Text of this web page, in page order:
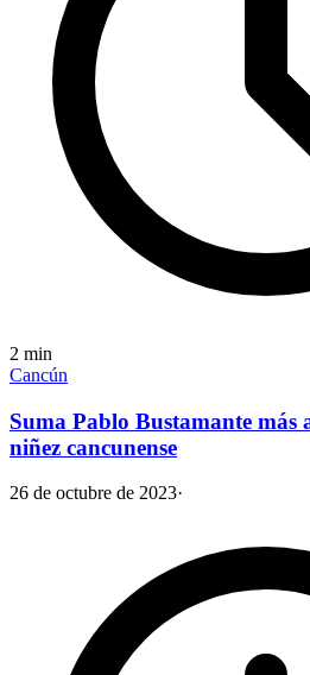
2 min
Cancún
Suma Pablo Bustamante más
niñez cancunense
26 de octubre de 2023·